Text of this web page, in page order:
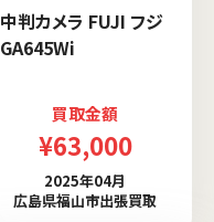
中判カメラ FUJI フジ
GA645Wi
買取金額
¥63,000
2025年04月
広島県福山市出張買取